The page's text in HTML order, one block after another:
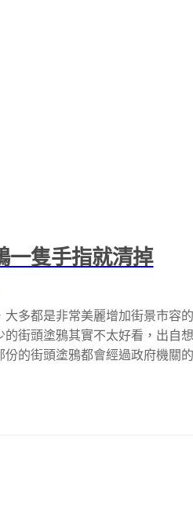
一隻手指就清掉
大多都是非常美麗增加街景市容
的街頭塗鴉其實不太好看，出自
份的街頭塗鴉都會經過政府機關